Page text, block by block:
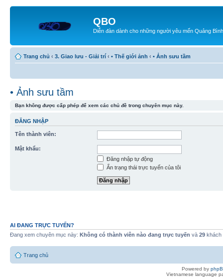
QBO
Diễn đàn dành cho những người yêu mến Quảng Bình
Trang chủ ‹ 3. Giao lưu - Giải trí ‹ • Thế giới ảnh ‹ • Ảnh sưu tầm
• Ảnh sưu tầm
Bạn không được cấp phép để xem các chủ đề trong chuyên mục này.
ĐĂNG NHẬP
Tên thành viên:
Mật khẩu:
Đăng nhập tự động
Ẩn trạng thái trực tuyến của tôi
AI ĐANG TRỰC TUYẾN?
Đang xem chuyên mục này: Không có thành viên nào đang trực tuyến và 29 khách
Trang chủ
Powered by
Vietnamese language